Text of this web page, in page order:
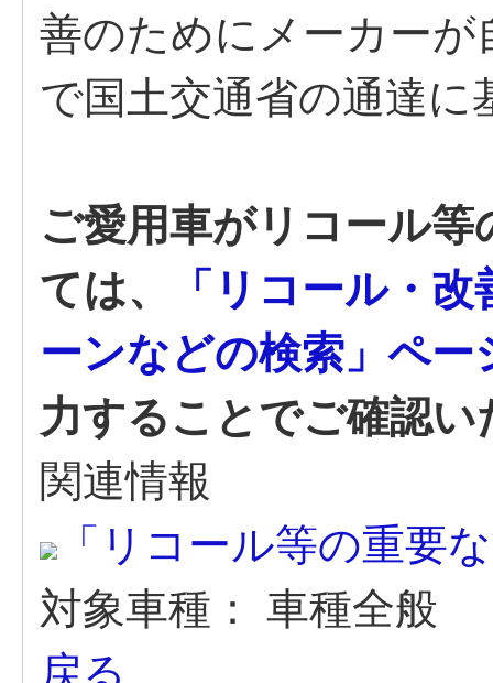
善のためにメーカーが
で国土交通省の通達に
ご愛用車がリコール
ては、
「リコール・
ーンなどの検索」ペー
力することでご確認
関連情報
「リコール等の重要
対象車種：
車種全般
戻る